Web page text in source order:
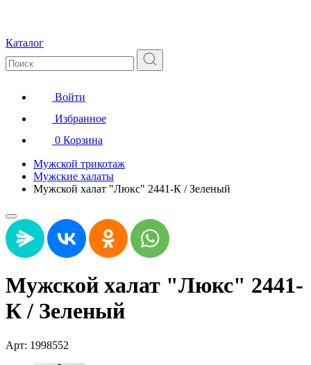
Каталог
Войти
Избранное
0 Корзина
Мужской трикотаж
Мужские халаты
Мужской халат "Люкс" 2441-К / Зеленый
Мужской халат "Люкс" 2441-
К / Зеленый
Арт: 1998552